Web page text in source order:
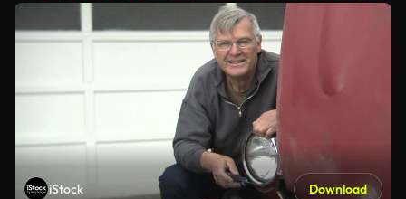
iStock Download